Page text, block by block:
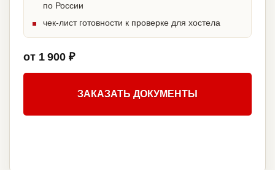
по России
чек-лист готовности к проверке для хостела
от 1 900 ₽
ЗАКАЗАТЬ ДОКУМЕНТЫ